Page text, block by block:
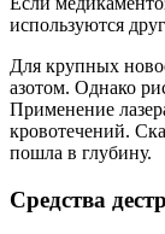
используются
Для крупных
азотом. Однако
Применение
кровотечений.
пошла в глубину.
Средства